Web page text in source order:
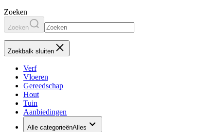
Zoeken
Zoeken
Zoekbalk sluiten
Verf
Vloeren
Gereedschap
Hout
Tuin
Aanbiedingen
Alle categorieënAlles